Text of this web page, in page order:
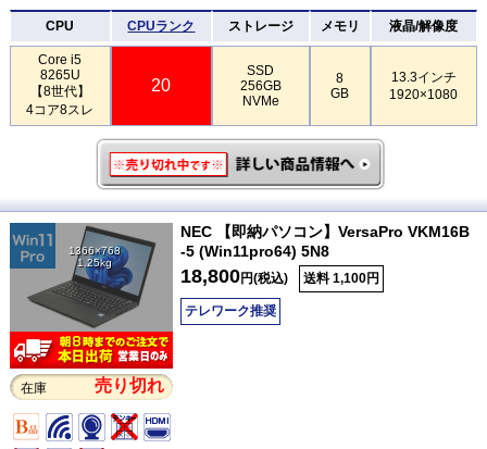
CPU CPUランク ストレージ メモリ 液晶/解像度
Core i5
8265U
【8世代】
4コア8スレ
20
SSD
256GB
NVMe
8
GB
13.3インチ
1920×1080
1366×768
1.25kg
在庫 売り切れ
NEC 【即納パソコン】VersaPro VKM16B
-5 (Win11pro64) 5N8
18,800円(税込) 送料 1,100円
テレワーク推奨